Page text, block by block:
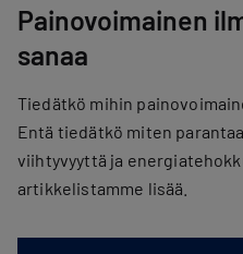
Painovoimainen
sanaa
Tiedätkö mihin
Entä tiedätkö miten
viihtyvyyttä ja
artikkelistamme lisää.